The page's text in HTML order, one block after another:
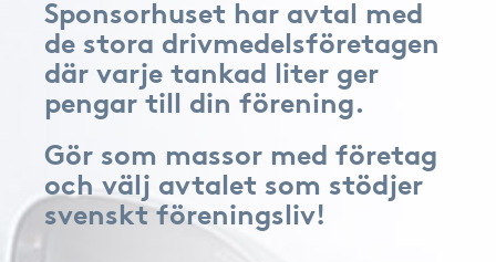
Sponsorhuset har avtal med
de stora drivmedelsföretagen
där varje tankad liter ger
pengar till din förening.
Gör som massor med företag
och välj avtalet som stödjer
svenskt föreningsliv!